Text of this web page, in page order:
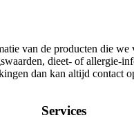
van de producten die
dieet- of allergie-
dan kan altijd contact
Services